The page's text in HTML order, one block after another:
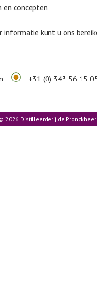
en concepten.
informatie kunt u ons
+31 (0) 343 56 15 05
2026 Distilleerderij de Pronckheer